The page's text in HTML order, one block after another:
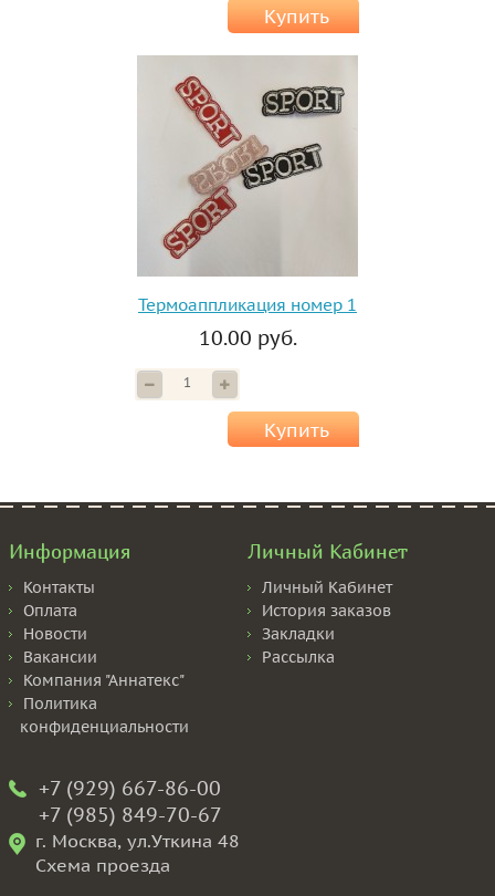
Купить
Термоаппликация номер 1
10.00 руб.
Купить
Информация
Контакты
Оплата
Новости
Вакансии
Компания "Аннатекс"
Политика
конфиденциальности
Личный Кабинет
Личный Кабинет
История заказов
Закладки
Рассылка
+7 (929) 667-86-00
+7 (985) 849-70-67
г. Москва, ул.Уткина 48
Схема проезда